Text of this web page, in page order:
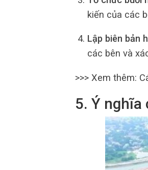
kiến của các
Lập biên bản
các bên và
>>> Xem thêm:
5. Ý nghĩa